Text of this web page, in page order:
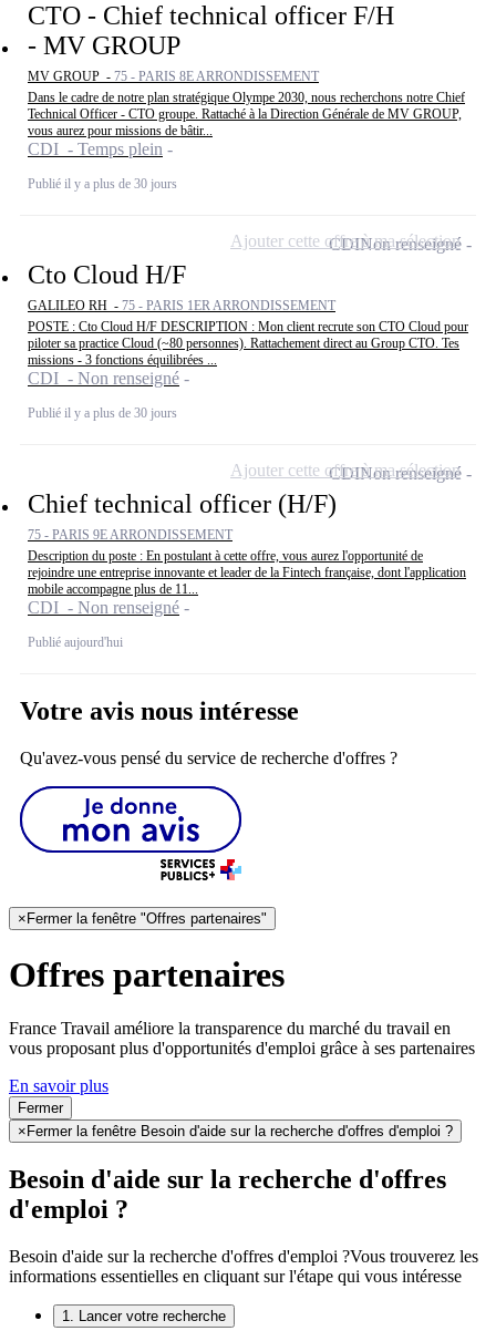
CTO - Chief technical officer F/H
- MV GROUP
MV GROUP - 75 - PARIS 8E ARRONDISSEMENT
Dans le cadre de notre plan stratégique Olympe 2030, nous recherchons notre Chief
Technical Officer - CTO groupe. Rattaché à la Direction Générale de MV GROUP,
vous aurez pour missions de bâtir...
CDI - Temps plein
Publié il y a plus de 30 jours
Cto Cloud H/F
GALILEO RH - 75 - PARIS 1ER ARRONDISSEMENT
POSTE : Cto Cloud H/F DESCRIPTION : Mon client recrute son CTO Cloud pour
piloter sa practice Cloud (~80 personnes). Rattachement direct au Group CTO. Tes
missions - 3 fonctions équilibrées ...
CDI - Non renseigné
Publié il y a plus de 30 jours
CDINon renseigné
Ajouter cette offre à ma sélection
Chief technical officer (H/F)
75 - PARIS 9E ARRONDISSEMENT
Description du poste : En postulant à cette offre, vous aurez l'opportunité de
rejoindre une entreprise innovante et leader de la Fintech française, dont l'application
mobile accompagne plus de 11...
CDI - Non renseigné
Publié aujourd'hui
CDINon renseigné
Ajouter cette offre à ma sélection
Votre avis nous intéresse
Qu'avez-vous pensé du service de recherche d'offres ?
× Fermer la fenêtre "Offres partenaires"
Offres partenaires
France Travail améliore la transparence du marché du travail en
vous proposant plus d'opportunités d'emploi grâce à ses partenaires
En savoir plus
Fermer
× Fermer la fenêtre Besoin d'aide sur la recherche d'offres d'emploi ?
Besoin d'aide sur la recherche d'offres
d'emploi ?
Besoin d'aide sur la recherche d'offres d'emploi ?Vous trouverez les
informations essentielles en cliquant sur l'étape qui vous intéresse
1. Lancer votre recherche